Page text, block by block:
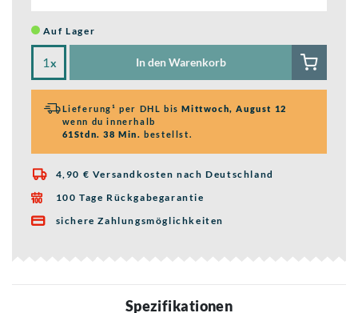
Auf Lager
x In den Warenkorb
Lieferung¹ per DHL bisMittwoch, August 12
wenn du innerhalb
61Stdn. 38 Min. bestellst.
 4,90 € Versandkosten nach Deutschland
 100 Tage Rückgabegarantie
 sichere Zahlungsmöglichkeiten
Spezifikationen